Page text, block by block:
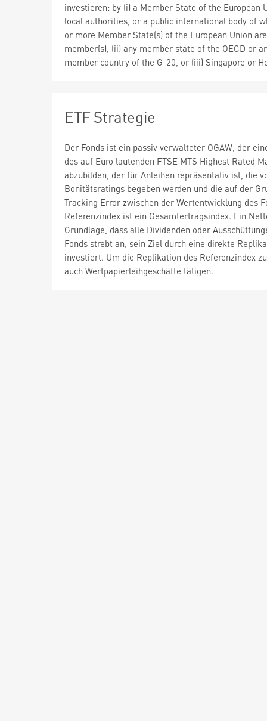
investieren: by (i) a Member State of the European
local authorities, or a public international body of
or more Member State(s) of the European Union are
member(s), (ii) any member state of the OECD or
member country of the G-20, or (iii) Singapore or
ETF Strategie
Der Fonds ist ein passiv verwalteter OGAW, der
des auf Euro lautenden FTSE MTS Highest Rated
abzubilden, der für Anleihen repräsentativ ist, die
Bonitätsratings begeben werden und die auf der
Tracking Error zwischen der Wertentwicklung des
Referenzindex ist ein Gesamtertragsindex. Ein
Grundlage, dass alle Dividenden oder
Fonds strebt an, sein Ziel durch eine direkte
investiert. Um die Replikation des Referenzindex
auch Wertpapierleihgeschäfte tätigen.